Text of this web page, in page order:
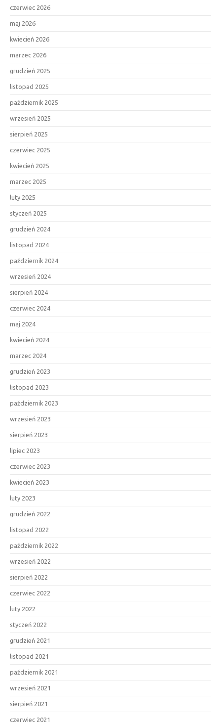
czerwiec 2026
maj 2026
kwiecień 2026
marzec 2026
grudzień 2025
listopad 2025
październik 2025
wrzesień 2025
sierpień 2025
czerwiec 2025
kwiecień 2025
marzec 2025
luty 2025
styczeń 2025
grudzień 2024
listopad 2024
październik 2024
wrzesień 2024
sierpień 2024
czerwiec 2024
maj 2024
kwiecień 2024
marzec 2024
grudzień 2023
listopad 2023
październik 2023
wrzesień 2023
sierpień 2023
lipiec 2023
czerwiec 2023
kwiecień 2023
luty 2023
grudzień 2022
listopad 2022
październik 2022
wrzesień 2022
sierpień 2022
czerwiec 2022
luty 2022
styczeń 2022
grudzień 2021
listopad 2021
październik 2021
wrzesień 2021
sierpień 2021
czerwiec 2021